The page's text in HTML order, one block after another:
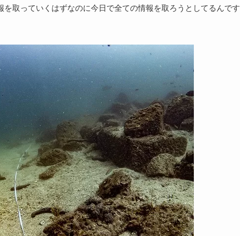
取っていくはずなのに今日で全ての情報を取ろうとしてるんです